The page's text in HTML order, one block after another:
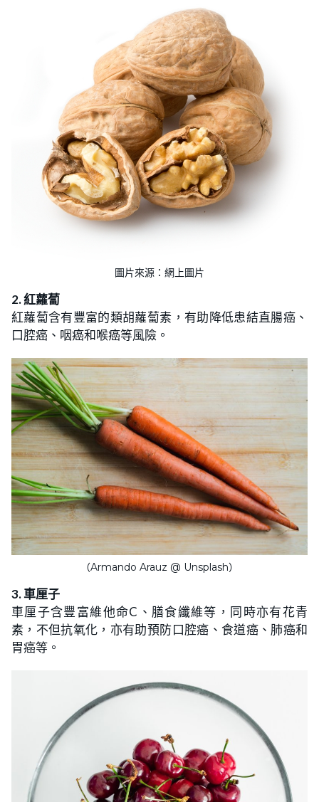
圖片來源：網上圖片
2. 紅蘿蔔
紅蘿蔔含有豐富的類胡蘿蔔素，有助降低患結直腸癌、
口腔癌、咽癌和喉癌等風險。
（Armando Arauz @ Unsplash）
3. 車厘子
車厘子含豐富維他命C、膳食纖維等，同時亦有花青
素，不但抗氧化，亦有助預防口腔癌、食道癌、肺癌和
胃癌等。